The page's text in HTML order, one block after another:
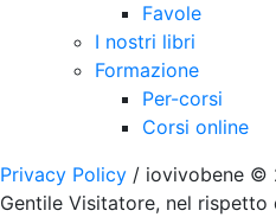
Favole
I nostri libri
Formazione
Per-corsi
Corsi online
Privacy Policy / iovivobene ©
Gentile Visitatore, nel